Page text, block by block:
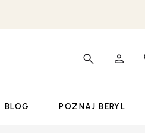
BLOG POZNAJ BERYL